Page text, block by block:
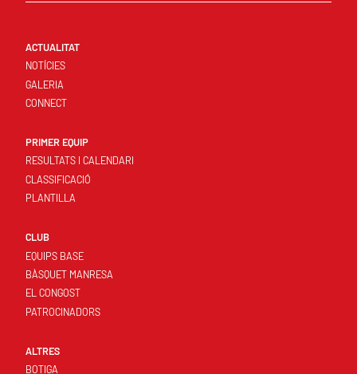
ACTUALITAT
NOTÍCIES
GALERIA
CONNECT
PRIMER EQUIP
RESULTATS I CALENDARI
CLASSIFICACIÓ
PLANTILLA
CLUB
EQUIPS BASE
BÀSQUET MANRESA
EL CONGOST
PATROCINADORS
ALTRES
BOTIGA